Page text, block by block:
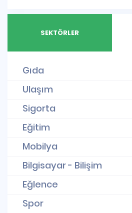
SEKTÖRLER
Gıda
Ulaşım
Sigorta
Eğitim
Mobilya
Bilgisayar - Bilişim
Eğlence
Spor